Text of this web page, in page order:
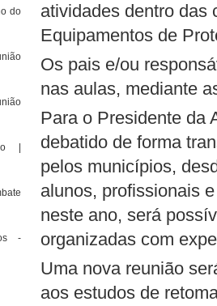
do
|
-
atividades dentro das
Equipamentos de
Os pais e/ou
nas aulas, mediante
Para o Presidente da
debatido de forma
pelos municípios,
alunos, profissionais
neste ano, será
organizadas com
Uma nova reunião
aos estudos de